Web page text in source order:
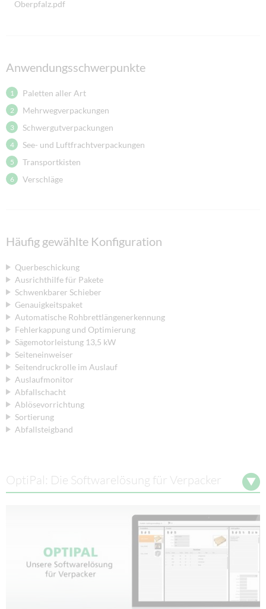
Oberpfalz.pdf
Anwendungsschwerpunkte
Paletten aller Art
Mehrwegverpackungen
Schwergutverpackungen
See- und Luftfrachtverpackungen
Transportkisten
Verschläge
Häufig gewählte Konfiguration
Querbeschickung
Ausrichthilfe für Pakete
Schwenkbarer Schieber
Genauigkeitspaket
Automatische Rohbrettlängenerkennung
Fehlerkappung und Optimierung
Sägemotorleistung 13,5 kW
Seiteneinweiser
Seitendruckrolle im Auslauf
Auslaufmonitor
Abfallschacht
Ablösevorrichtung
Sortierung
Abfallsteigband
OptiPal: Die Softwarelösung für Verpacker